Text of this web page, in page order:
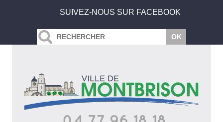
SUIVEZ-NOUS SUR FACEBOOK